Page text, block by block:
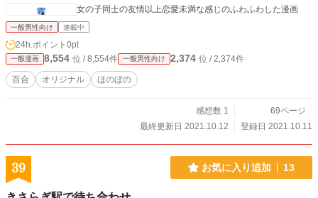
女の子同士の友情以上恋愛未満な感じのふわふわした漫画
一般男性向け 連載中
24h.ポイント 0pt
一般漫画 8,554 位 / 8,554件 一般男性向け 2,374 位 / 2,374件
百合 オリジナル ほのぼの
感想数 1
69ページ
最終更新日 2021.10.12
登録日 2021.10.11
39 お気に入り追加 13